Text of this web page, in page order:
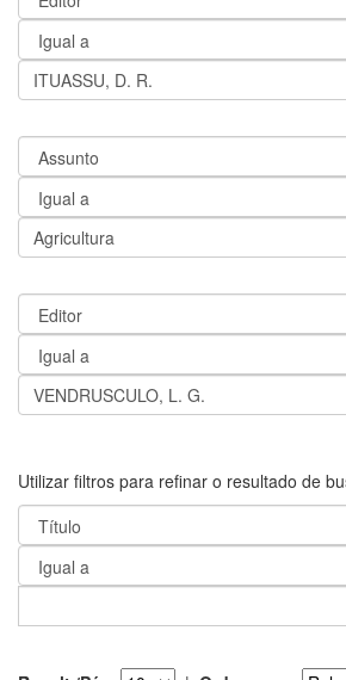
Utilizar filtros para refinar o resultado de